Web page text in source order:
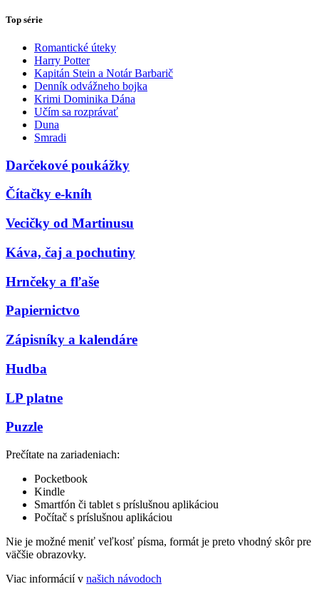
Top série
Romantické úteky
Harry Potter
Kapitán Stein a Notár Barbarič
Denník odvážneho bojka
Krimi Dominika Dána
Učím sa rozprávať
Duna
Smradi
Darčekové poukážky
Čítačky e-kníh
Vecičky od Martinusu
Káva, čaj a pochutiny
Hrnčeky a fľaše
Papiernictvo
Zápisníky a kalendáre
Hudba
LP platne
Puzzle
Prečítate na zariadeniach:
Pocketbook
Kindle
Smartfón či tablet s príslušnou aplikáciou
Počítač s príslušnou aplikáciou
Nie je možné meniť veľkosť písma, formát je preto vhodný skôr pre
väčšie obrazovky.
Viac informácií v našich návodoch